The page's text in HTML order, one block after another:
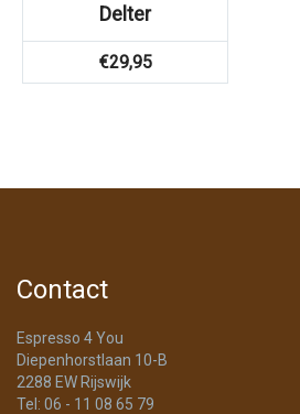
Delter
€29,95
Contact
Espresso 4 You
Diepenhorstlaan 10-B
2288 EW Rijswijk
Tel: 06 - 11 08 65 79